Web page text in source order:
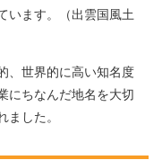
います。（出雲国風土
、世界的に高い知名度
にちなんだ地名を大切
ました。